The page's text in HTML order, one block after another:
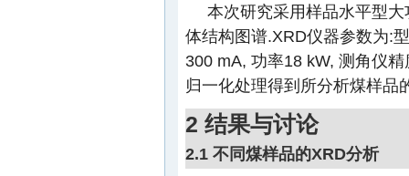
本次研究采用样品水平型
体结构图谱.XRD仪器参数为:
300 mA, 功率18 kW, 测角仪
归一化处理得到所分析煤样品
2 结果与讨论
2.1 不同煤样品的XRD分析